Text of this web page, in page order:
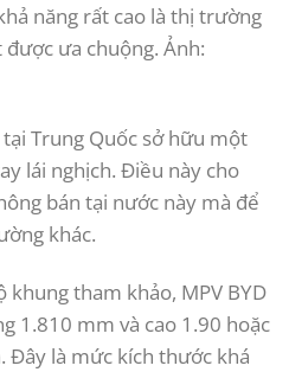
năng rất cao là thị trường
ưa chuộng. Ảnh:
Trung Quốc sở hữu một
lái nghịch. Điều này cho
bán tại nước này mà để
khác.
khung tham khảo, MPV BYD
1.810 mm và cao 1.90 hoặc
Đây là mức kích thước khá